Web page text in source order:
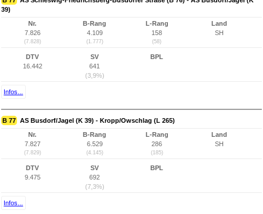
39)
Nr.
7.826
(7.828)
B-Rang
4.109
(1.777)
L-Rang
158
(58)
Land
SH
DTV
16.442
SV
641
(3,9%)
BPL
Infos...
B 77 AS Busdorf/Jagel (K 39) - Kropp/Owschlag (L 265)
Nr.
7.827
(7.829)
B-Rang
6.529
(4.145)
L-Rang
286
(185)
Land
SH
DTV
9.475
SV
692
(7,3%)
BPL
Infos...